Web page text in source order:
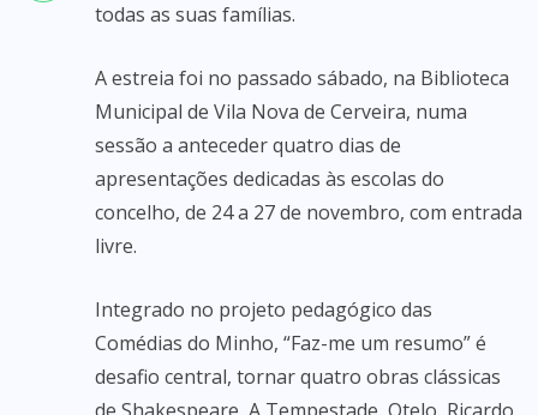
todas as suas famílias.
A estreia foi no passado sábado, na Biblioteca
Municipal de Vila Nova de Cerveira, numa
sessão a anteceder quatro dias de
apresentações dedicadas às escolas do
concelho, de 24 a 27 de novembro, com entrada
livre.
Integrado no projeto pedagógico das
Comédias do Minho, “Faz-me um resumo” é
desafio central, tornar quatro obras clássicas